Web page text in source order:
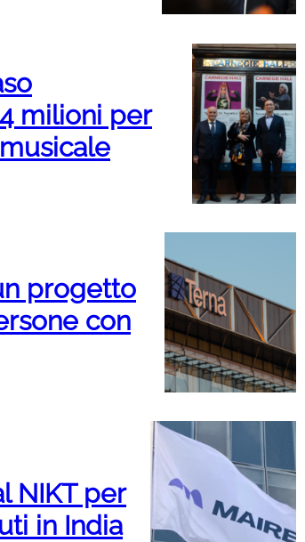
milioni per
progetto
con
NIKT per
in India